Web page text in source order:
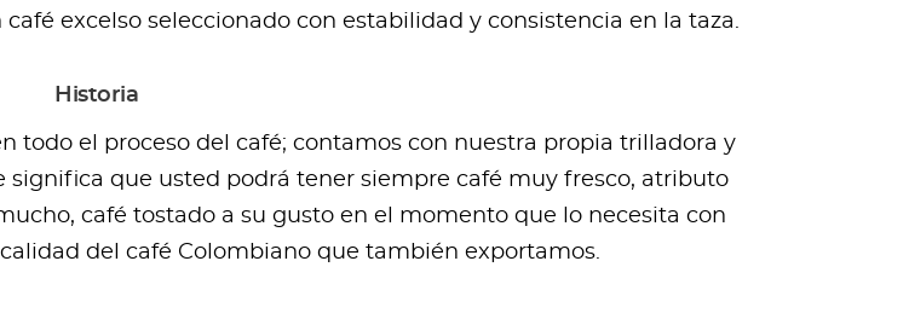
excelso seleccionado con estabilidad y consistencia en la taza.
Historia
todo el proceso del café; contamos con nuestra propia trilladora y
significa que usted podrá tener siempre café muy fresco, atributo
café tostado a su gusto en el momento que lo necesita con
del café Colombiano que también exportamos.